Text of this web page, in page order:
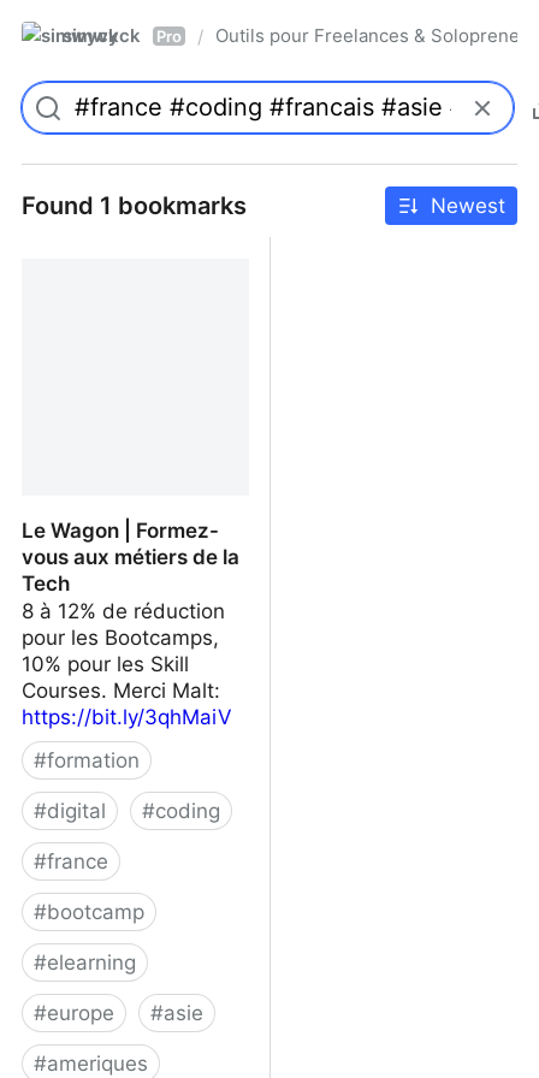
simwyck Pro / Outils pour Freelances &
Found 1 bookmarks Newest
Le Wagon | Formez-
vous aux métiers de la
Tech
8 à 12% de réduction
pour les Bootcamps,
10% pour les Skill
Courses. Merci Malt:
https://bit.ly/3qhMaiV
#formation
#digital #coding
#france
#bootcamp
#elearning
#europe #asie
#ameriques